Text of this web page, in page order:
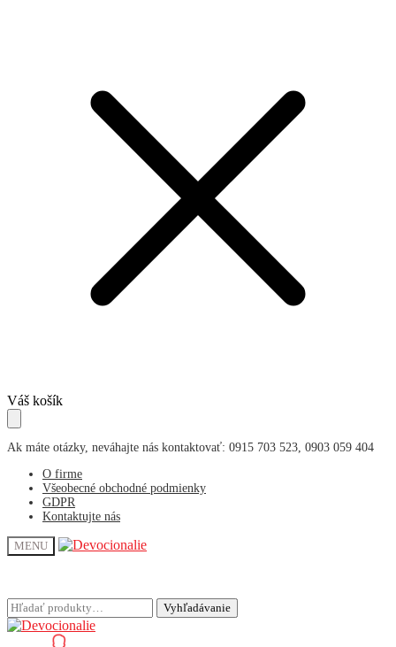
Skip
to
navigation
Skip
to
content
Váš košík
Ak máte otázky, neváhajte nás kontaktovať: 0915 703 523, 0903 059 404
O firme
Všeobecné obchodné podmienky
GDPR
Kontaktujte nás
MENU
Hľadať: Vyhľadávanie
Hľadať: Vyhľadávanie